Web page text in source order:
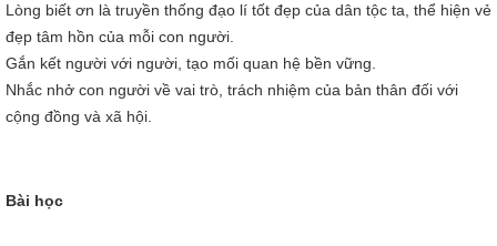
Lòng biết ơn là truyền thống đạo lí tốt đẹp của dân tộc ta, thể hiện vẻ
đẹp tâm hồn của mỗi con người.
Gắn kết người với người, tạo mối quan hệ bền vững.
Nhắc nhở con người về vai trò, trách nhiệm của bản thân đối với
cộng đồng và xã hội.
Bài học